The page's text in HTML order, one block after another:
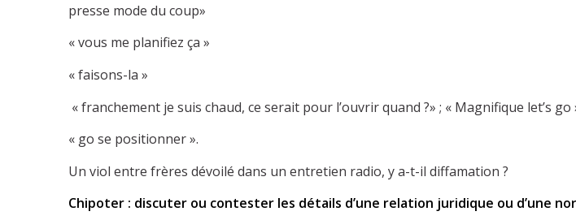
presse mode du coup»
« vous me planifiez ça »
« faisons-la »
« franchement je suis chaud, ce serait pour l’ouvrir quand ?» ; « Magnifique let’s go
« go se positionner ».
Un viol entre frères dévoilé dans un entretien radio, y a-t-il diffamation ?
Chipoter : discuter ou contester les détails d’une relation juridique ou d’une